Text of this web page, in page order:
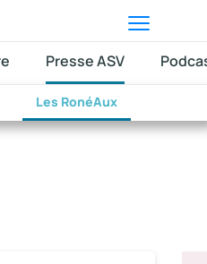
Presse ASV
Les RonéAux